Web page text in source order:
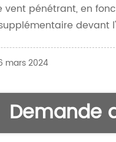
vent pénétrant, en
devant
mars 2024
Demande